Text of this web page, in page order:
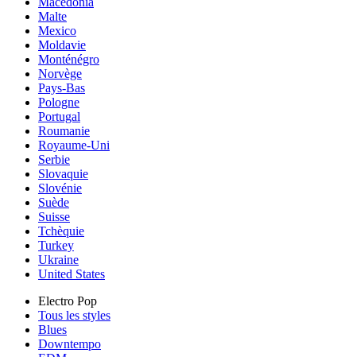
Malte
Mexico
Moldavie
Monténégro
Norvège
Pays-Bas
Pologne
Portugal
Roumanie
Royaume-Uni
Serbie
Slovaquie
Slovénie
Suède
Suisse
Tchèquie
Turkey
Ukraine
United States
Electro Pop
Tous les styles
Blues
Downtempo